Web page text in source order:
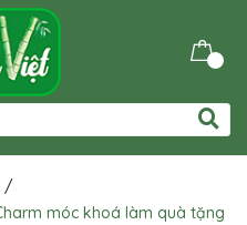
/
móc khoá làm quà tặng